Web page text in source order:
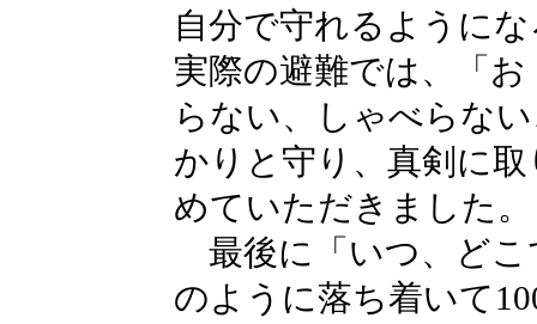
自分で守れるように
実際の避難では、「
らない、しゃべらな
かりと守り、真剣に
めていただきました。
最後に「いつ、どこ
のように落ち着いて